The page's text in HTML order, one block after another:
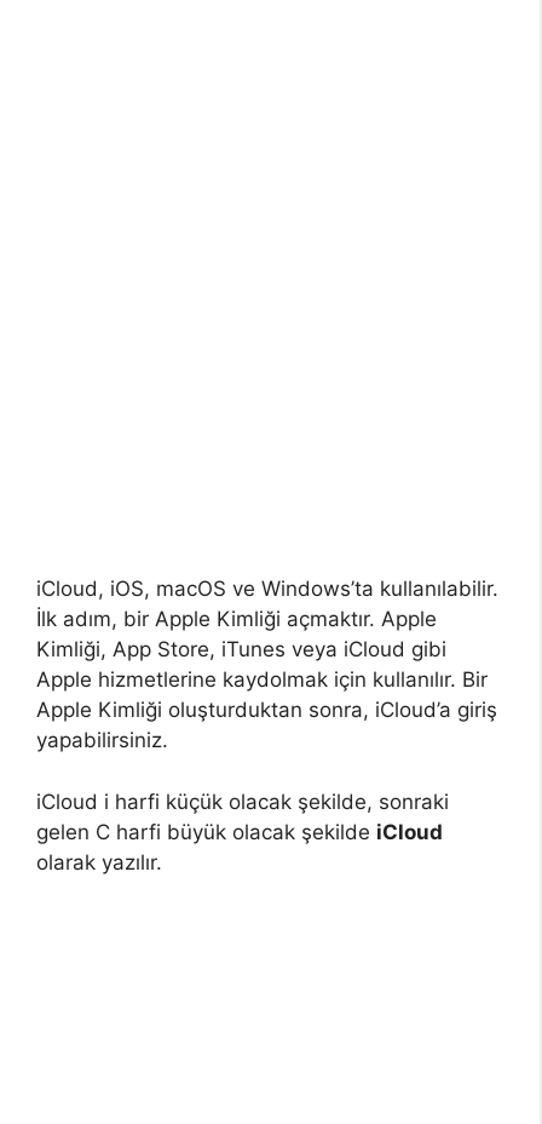
iCloud, iOS, macOS ve Windows’ta kullanılabilir.
İlk adım, bir Apple Kimliği açmaktır. Apple
Kimliği, App Store, iTunes veya iCloud gibi
Apple hizmetlerine kaydolmak için kullanılır. Bir
Apple Kimliği oluşturduktan sonra, iCloud’a giriş
yapabilirsiniz.
iCloud i harfi küçük olacak şekilde, sonraki
gelen C harfi büyük olacak şekilde iCloud
olarak yazılır.